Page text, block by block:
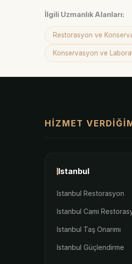
İlgili Uzmanlık Alanları:
Restorasyon ve
Konservasyon ve
HIZMET
Istanbul
Istanbul Restorasyon
Istanbul Cami
Istanbul Taş Onarımı
Istanbul Güçlendirme